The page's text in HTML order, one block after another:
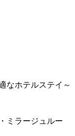
なホテルステイ～
ミラージュルー